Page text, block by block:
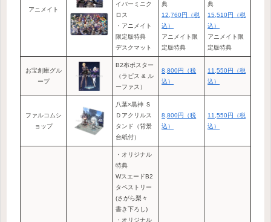
アニメイト
イバーミニク
ロス
・アニメイト
限定版特典
デスクマット
典
12,760円（税
込）
アニメイト限
定版特典
典
15,510円（税
込）
アニメイト限
定版特典
お宝創庫グル
ープ
B2布ポスター
（ラピス & ル
ーファス）
8,800円（税
込）
11,550円（税
込）
ファルコムシ
ョップ
八葉×黒神 Ｓ
Ｄアクリルス
タンド（背景
台紙付）
8,800円（税
込）
11,550円（税
込）
・オリジナル
特典
WスエードB2
タペストリー
(さがら梨々
書き下ろし)
・オリジナル